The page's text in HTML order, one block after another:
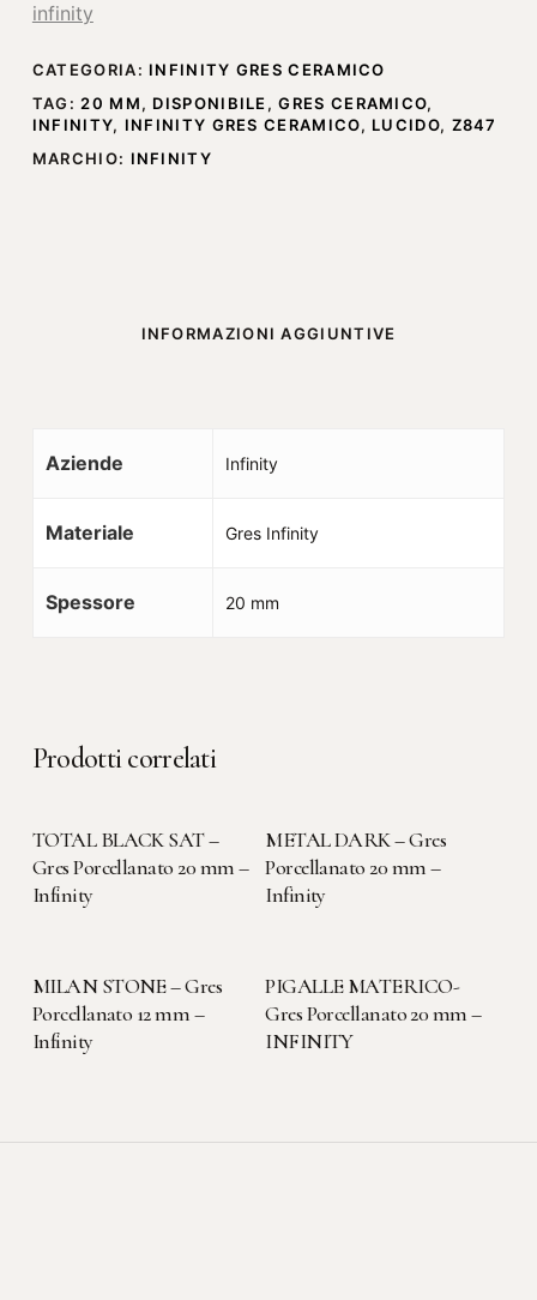
infinity
CATEGORIA: INFINITY GRES CERAMICO
TAG: 20 MM, DISPONIBILE ,GRES CERAMICO,
INFINITY, INFINITY GRES CERAMICO, LUCIDO, Z847
MARCHIO: INFINITY
INFORMAZIONI AGGIUNTIVE
Aziende Infinity
Materiale Gres Infinity
Spessore 20 mm
Prodotti correlati
LEGGI TUTTO
TOTAL BLACK SAT –
Gres Porcellanato 20 mm –
Infinity
METAL DARK – Gres
Porcellanato 20 mm –
Infinity
LEGGI TUTTO
MILAN STONE – Gres
Porcellanato 12 mm –
Infinity
LEGGI TUTTO
PIGALLE MATERICO-
Gres Porcellanato 20 mm –
INFINITY